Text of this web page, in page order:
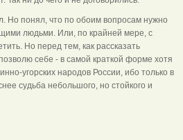
Но понял, что по обоим вопросам нужно
людьми. Или, по крайней мере, с
Но перед тем, как рассказать
себе - в самой краткой форме хотя
угорских народов России, ибо только в
судьба небольшого, но стойкого и